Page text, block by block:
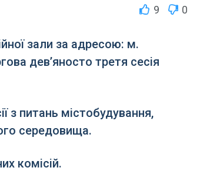
9 0
зали за адресою: м.
дев’яносто третя сесія
з питань містобудування,
середовища.
комісій.